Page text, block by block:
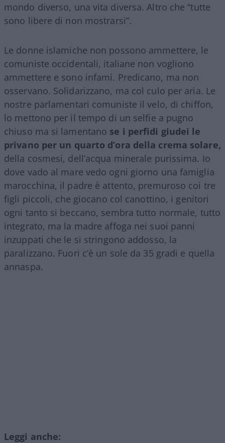
mondo diverso, una vita diversa. Altro che “tutte
sono libere di non mostrarsi”.
Le donne islamiche non possono ammettere, le
comuniste occidentali, italiane non vogliono
ammettere e sono infami. Predicano, ma non
osservano. Solidarizzano, ma col culo per aria. Le
nostre parlamentari comuniste il velo, di chiffon,
lo mettono per il tempo di un selfie a pugno
chiuso ma si lamentano se i perfidi giudei le
privano per un quarto d’ora della crema solare,
della cosmesi, dell’acqua minerale purissima. Io
dove vado al mare vedo ogni giorno una famiglia
marocchina, il padre è attento, premuroso coi tre
figli piccoli, che giocano col canottino, i genitori
ogni tanto si beccano, sembra tutto normale, tutto
integrato, ma la madre affoga nei suoi panni
inzuppati che le si stringono addosso, la
paralizzano. Fuori c’è un sole da 35 gradi e quella
annaspa.
Leggi anche: